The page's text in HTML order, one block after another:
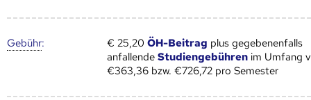
Gebühr: € 25,20ÖH-Beitrag plus gegebenenfalls
anfallendeStudiengebühren im Umfang
€363,36 bzw. €726,72 pro Semester